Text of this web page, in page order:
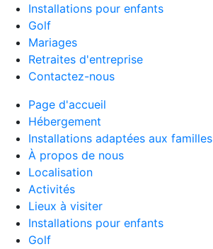
Installations pour enfants
Golf
Mariages
Retraites d'entreprise
Contactez-nous
Page d'accueil
Hébergement
Installations adaptées aux familles
À propos de nous
Localisation
Activités
Lieux à visiter
Installations pour enfants
Golf